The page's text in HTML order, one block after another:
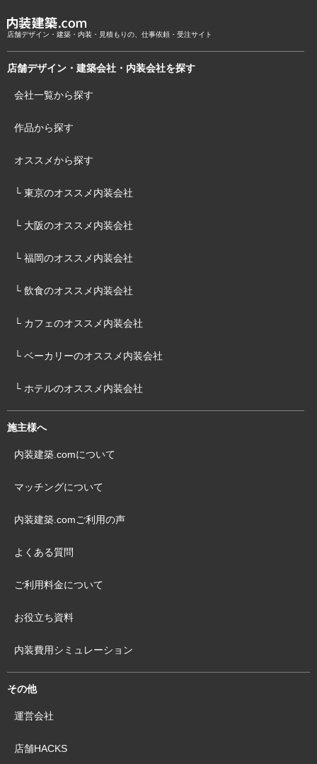
店舗デザイン・建築・内装・見積もりの、仕事依頼・受注サイト
店舗デザイン・建築会社・内装会社を探す
会社一覧から探す
作品から探す
オススメから探す
└ 東京のオススメ内装会社
└ 大阪のオススメ内装会社
└ 福岡のオススメ内装会社
└ 飲食のオススメ内装会社
└ カフェのオススメ内装会社
└ ベーカリーのオススメ内装会社
└ ホテルのオススメ内装会社
施主様へ
内装建築.comについて
マッチングについて
内装建築.comご利用の声
よくある質問
ご利用料金について
お役立ち資料
内装費用シミュレーション
その他
運営会社
店舗HACKS